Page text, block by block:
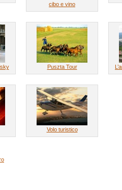
cibo e vino
Puszta Tour
Volo turistico